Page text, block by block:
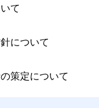
て
について
策定について